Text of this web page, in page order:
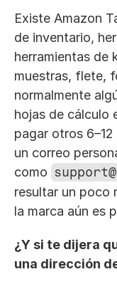
Existe Amazon
de inventario,
herramientas de
muestras, flete,
normalmente
hojas de cálculo
pagar otros
un correo
como
resultar un poco
la marca aún es
¿Y si te dijera
una dirección